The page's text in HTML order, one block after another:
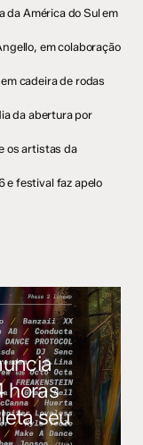
da América do Sul em
em colaboração
cadeira de rodas
da abertura por
os artistas da
e festival faz apelo
horas
seu